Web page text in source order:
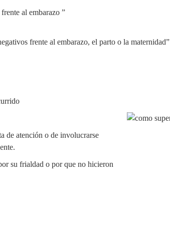
al embarazo ”
frente al embarazo, el parto o la maternidad”
de atención o de involucrarse
su frialdad o por que no hicieron